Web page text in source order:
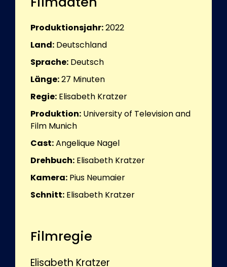
Produktionsjahr:2022
Land: Deutschland
Sprache: Deutsch
Länge:27 Minuten
Regie: Elisabeth Kratzer
Produktion: University of Television and
Film Munich
Cast:Angelique Nagel
Drehbuch: Elisabeth Kratzer
Kamera: Pius Neumaier
Schnitt: Elisabeth Kratzer
Filmregie
Elisabeth Kratzer